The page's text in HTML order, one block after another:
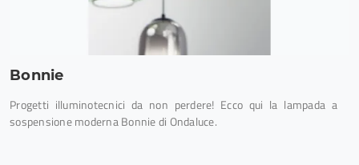
Bonnie
Progetti illuminotecnici da non perdere! Ecco qui la lampada a
sospensione moderna Bonnie di Ondaluce.